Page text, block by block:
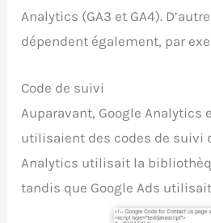
Analytics (GA3 et GA4).
dépendent également, par
Code de suivi
Auparavant, Google Analytics
utilisaient des codes de suivi
Analytics utilisait la
tandis que Google Ads